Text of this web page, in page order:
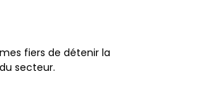
fiers de détenir la
secteur.